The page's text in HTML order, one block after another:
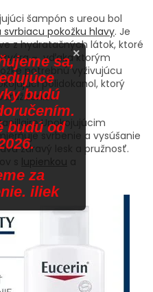
šampón s ureou bol
svrbiacu pokožku hlavy. Je
z hydratačných látok, ktoré
– vďaka ktorým
potrebnú vyživujúcu
polidokanol, ktorý
Upokojujúcim
svrbenie a vysúšanie
zdravý lesk a pružnosť.
s lupienkou
×
sa,
budú
budú od
za
iliek